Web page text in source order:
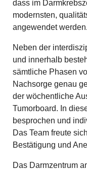
dass im
modernsten,
angewendet werden.
Neben der
und innerhalb
sämtliche Phasen
Nachsorge genau
der wöchentliche
Tumorboard. In
besprochen und
Das Team freute
Bestätigung und
Das Darmzentrum